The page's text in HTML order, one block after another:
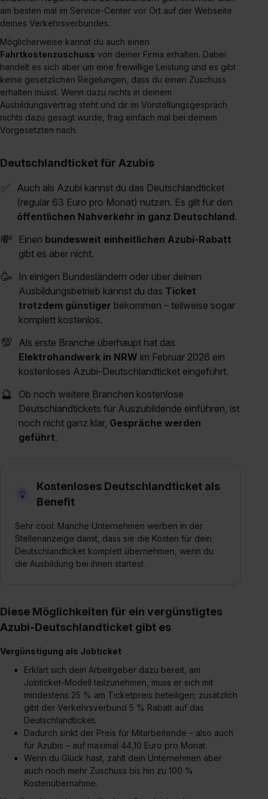
am besten mal im Service-Center vor Ort auf der Webseite
deines Verkehrsverbundes.
Möglicherweise kannst du auch einen
Fahrtkostenzuschuss von deiner Firma erhalten. Dabei
handelt es sich aber um eine freiwillige Leistung und es gibt
keine gesetzlichen Regelungen, dass du einen Zuschuss
erhalten musst. Wenn dazu nichts in deinem
Ausbildungsvertrag steht und dir im Vorstellungsgespräch
nichts dazu gesagt wurde, frag einfach mal bei deinem
Vorgesetzten nach.
Deutschlandticket für Azubis
✅️ Auch als Azubi kannst du das Deutschlandticket
(regulär 63 Euro pro Monat) nutzen. Es gilt für den
öffentlichen Nahverkehr in ganz Deutschland.
💸 Einen bundesweit einheitlichen Azubi-Rabatt
gibt es aber nicht.
🥳
In einigen Bundesländern oder über deinen
Ausbildungsbetrieb kannst du das Ticket
trotzdem günstiger bekommen – teilweise sogar
komplett kostenlos.
💯 Als erste Branche überhaupt hat das
Elektrohandwerk in NRW im Februar 2026 ein
kostenloses Azubi-Deutschlandticket eingeführt.
🔮
Ob noch weitere Branchen kostenlose
Deutschlandtickets für Auszubildende einführen, ist
noch nicht ganz klar, Gespräche werden
geführt.
Kostenloses Deutschlandticket als
Benefit
Sehr cool: Manche Unternehmen werben in der
Stellenanzeige damit, dass sie die Kosten für dein
Deutschlandticket komplett übernehmen, wenn du
die Ausbildung bei ihnen startest.
Diese Möglichkeiten für ein vergünstigtes
Azubi-Deutschlandticket gibt es
Vergünstigung als Jobticket
Erklärt sich dein Arbeitgeber dazu bereit, am
Jobticket-Modell teilzunehmen, muss er sich mit
mindestens 25 % am Ticketpreis beteiligen; zusätzlich
gibt der Verkehrsverbund 5 % Rabatt auf das
Deutschlandticket.
Dadurch sinkt der Preis für Mitarbeitende – also auch
für Azubis – auf maximal 44,10 Euro pro Monat.
Wenn du Glück hast, zahlt dein Unternehmen aber
auch noch mehr Zuschuss bis hin zu 100 %
Kostenübernahme.